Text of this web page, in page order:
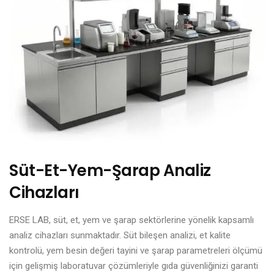
Süt-Et-Yem-Şarap Analiz
Cihazları
ERSE LAB, süt, et, yem ve şarap sektörlerine yönelik kapsamlı
analiz cihazları sunmaktadır. Süt bileşen analizi, et kalite
kontrolü, yem besin değeri tayini ve şarap parametreleri ölçümü
için gelişmiş laboratuvar çözümleriyle gıda güvenliğinizi garanti